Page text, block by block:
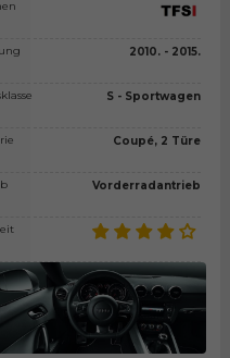
2010. - 2015.
S - Sportwagen
Coupé, 2 Türe
Vorderradantrieb